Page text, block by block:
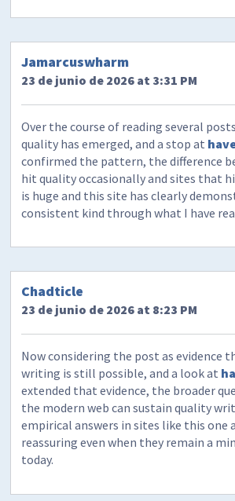
Jamarcuswharm
23 de junio de 2026 at 3:31 PM
Over the course of reading several
quality has emerged, and a stop at
confirmed the pattern, the difference
hit quality occasionally and sites that
is huge and this site has clearly
consistent kind through what I have
Chadticle
23 de junio de 2026 at 8:23 PM
Now considering the post as evidence
writing is still possible, and a look at
extended that evidence, the broader
the modern web can sustain quality
empirical answers in sites like this one
reassuring even when they remain a
today.